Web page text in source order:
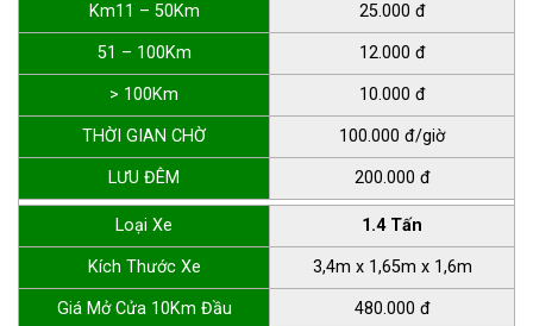
Km11 – 50Km 25.000 đ
51 – 100Km 12.000 đ
> 100Km 10.000 đ
THỜI GIAN CHỜ 100.000 đ/giờ
LƯU ĐÊM 200.000 đ
Loại Xe 1.4 Tấn
Kích Thước Xe 3,4m x 1,65m x 1,6m
Giá Mở Cửa 10Km Đầu 480.000 đ